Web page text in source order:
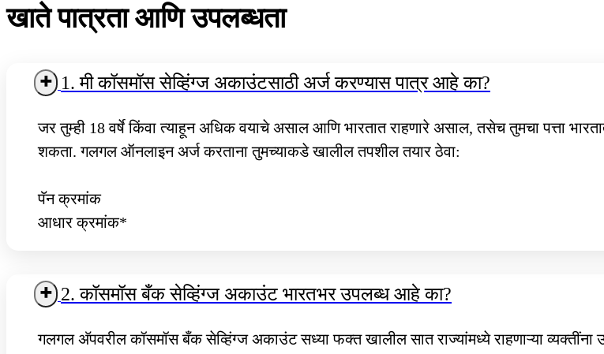
खाते पात्रता आणि उपलब्धता
1. मी कॉसमॉस सेव्हिंग्ज अकाउंटसाठी अर्ज करण्यास पात्र आहे का?
जर तुम्ही 18 वर्षे किंवा त्याहून अधिक वयाचे असाल आणि भारतात राहणारे असाल, तसेच तुमचा पत्ता
शकता. गलगल ऑनलाइन अर्ज करताना तुमच्याकडे खालील तपशील तयार ठेवा:
पॅन क्रमांक
आधार क्रमांक*
2. कॉसमॉस बँक सेव्हिंग्ज अकाउंट भारतभर उपलब्ध आहे का?
गलगल अ‍ॅपवरील कॉसमॉस बँक सेव्हिंग्ज अकाउंट सध्या फक्त खालील सात राज्यांमध्ये राहणाऱ्या